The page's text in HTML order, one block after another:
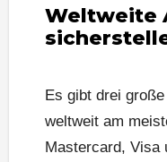
Weltweite
Es gibt drei
weltweit am
Mastercard, Visa